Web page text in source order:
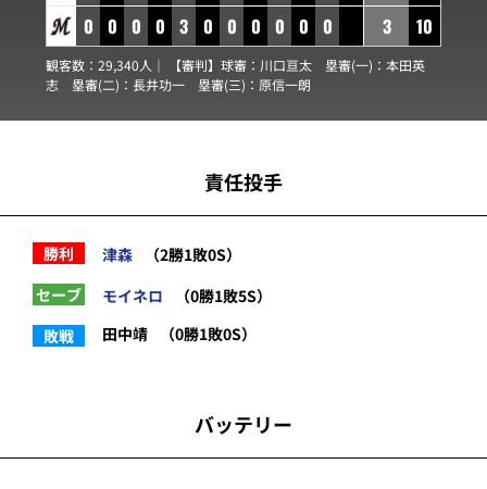
0 0 0 0 3 0 0 0 0 0 0
3
10
観客数：29,340人｜ 【審判】球審： 川口亘太 塁審(一)： 本田英
志 塁審(二)： 長井功一 塁審(三)： 原信一朗
責任投手
勝利 津森
（2勝1敗0S）
セーブ
モイネロ
（0勝1敗5S）
敗戦
田中靖 （0勝1敗0S）
バッテリー